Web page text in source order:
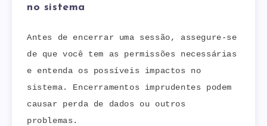
no sistema
Antes de encerrar uma sessão, assegure-se
de que você tem as permissões necessárias
e entenda os possíveis impactos no
sistema. Encerramentos imprudentes podem
causar perda de dados ou outros
problemas.